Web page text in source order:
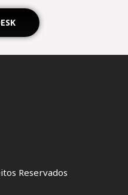
Reservados